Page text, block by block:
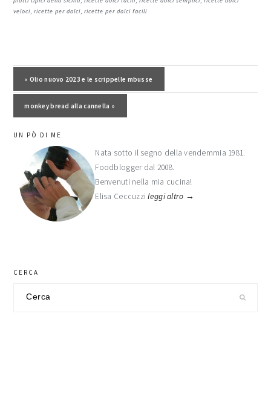
veloci,ricette per dolci,ricette per dolci facili
Post precedente:
« Olio nuovo 2023 e le scrippelle mbusse
Post successivo:
monkey bread alla cannella »
barra
laterale
primaria
UN PÒ DI ME
Nata sotto il segno della vendemmia 1981.
Foodblogger dal 2008.
Benvenuti nella mia cucina!
Elisa Ceccuzzileggi altro →
CERCA